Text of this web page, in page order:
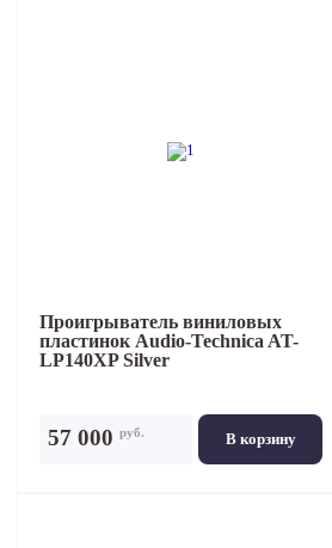
Проигрыватель виниловых
пластинок Audio-Technica AT-
LP140XP Silver
В корзину
57 000 руб.